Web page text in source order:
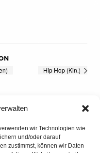
wir Technologien wie
und/oder darauf
zustimmst, können wir Daten
Hip Hop (Kin.)